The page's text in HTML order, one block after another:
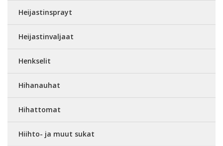
Heijastinsprayt
Heijastinvaljaat
Henkselit
Hihanauhat
Hihattomat
Hiihto- ja muut sukat